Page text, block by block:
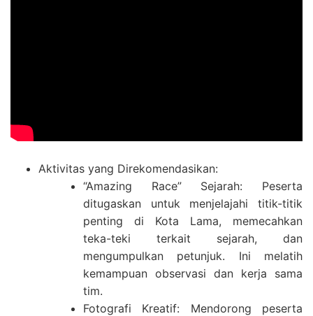
Aktivitas yang Direkomendasikan:
“Amazing Race” Sejarah: Peserta
ditugaskan untuk menjelajahi titik-titik
penting di Kota Lama, memecahkan
teka-teki terkait sejarah, dan
mengumpulkan petunjuk. Ini melatih
kemampuan observasi dan kerja sama
tim.
Fotografi Kreatif: Mendorong peserta